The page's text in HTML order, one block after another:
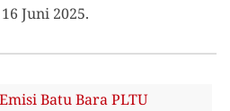
Juni 2025.
Batu Bara PLTU